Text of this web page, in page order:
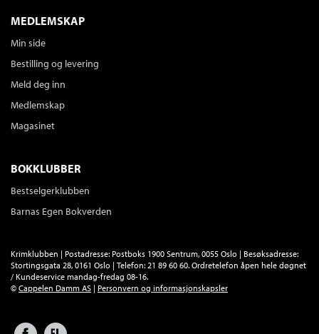
MEDLEMSKAP
Min side
Bestilling og levering
Meld deg inn
Medlemskap
Magasinet
BOKKLUBBER
Bestselgerklubben
Barnas Egen Bokverden
Krimklubben | Postadresse: Postboks 1900 Sentrum, 0055 Oslo | Besøksadresse:
Stortingsgata 28, 0161 Oslo | Telefon: 21 89 60 60. Ordretelefon åpen hele døgnet
/ Kundeservice mandag-fredag 08-16.
© Cappelen Damm AS | Personvern og informasjonskapsler
Facebook